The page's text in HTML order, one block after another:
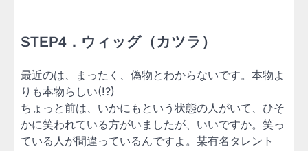
STEP4．ウィッグ（カツラ）
最近のは、まったく、偽物とわからないです。本物よ
りも本物らしい(!?)
ちょっと前は、いかにもという状態の人がいて、ひそ
かに笑われている方がいましたが、いいですか。笑っ
ている人が間違っているんですよ。某有名タレント